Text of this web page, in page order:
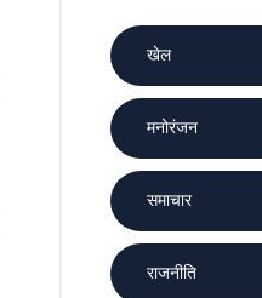
खेल
मनोरंजन
समाचार
राजनीति